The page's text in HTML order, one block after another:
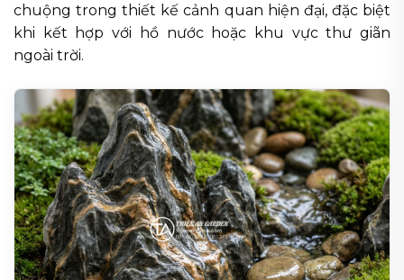
chuộng trong thiết kế cảnh quan hiện đại, đặc biệt
khi kết hợp với hồ nước hoặc khu vực thư giãn
ngoài trời.